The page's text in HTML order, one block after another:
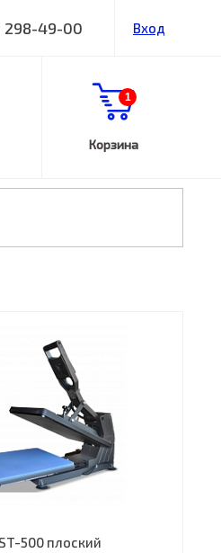
298-49-00 Вход
Корзина
1
500 плоский